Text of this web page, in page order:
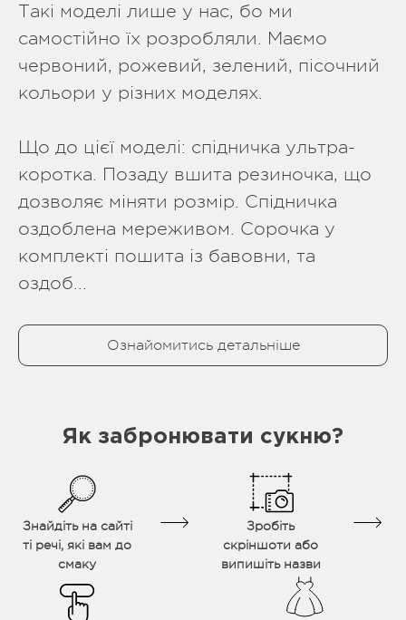
Такі моделі лише у нас, бо ми
самостійно їх розробляли. Маємо
червоний, рожевий, зелений, пісочний
кольори у різних моделях.
Що до цієї моделі: спідничка ультра-
коротка. Позаду вшита резиночка, що
дозволяє міняти розмір. Спідничка
оздоблена мереживом. Сорочка у
комплекті пошита із бавовни, та
оздоб...
Ознайомитись детальніше
Як забронювати сукню?
Знайдіть на сайті
ті речі, які вам до
смаку
Зробіть
скріншоти або
випишіть назви